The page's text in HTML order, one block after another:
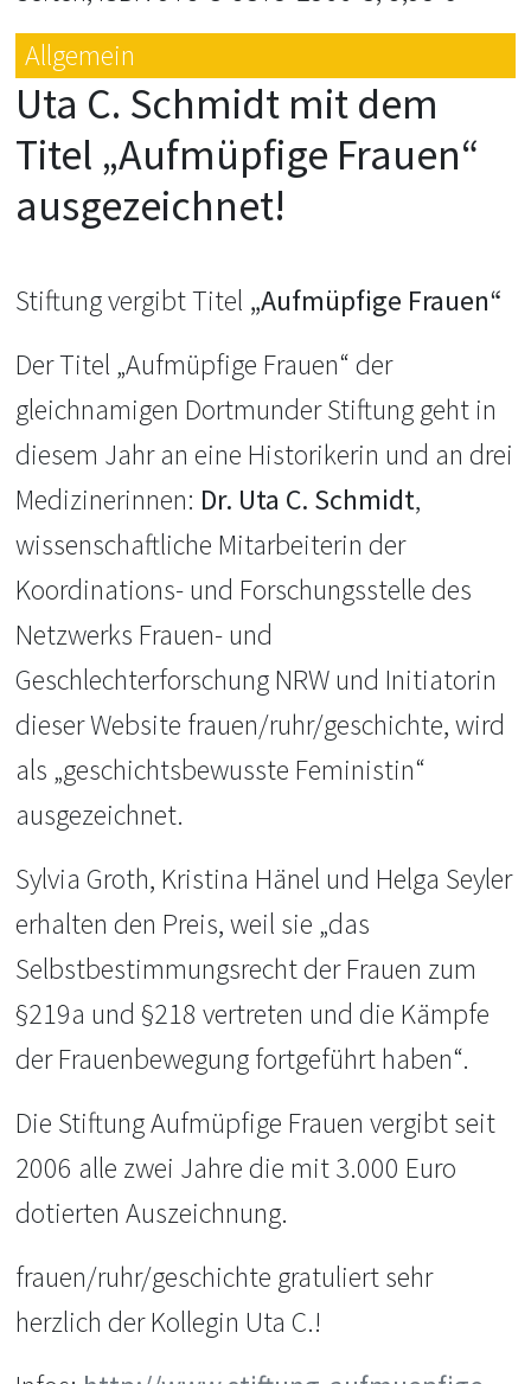
Allgemein
Uta C. Schmidt mit dem
Titel „Aufmüpfige Frauen“
ausgezeichnet!
Stiftung vergibt Titel „Aufmüpfige Frauen“
Der Titel „Aufmüpfige Frauen“ der
gleichnamigen Dortmunder Stiftung geht in
diesem Jahr an eine Historikerin und an drei
Medizinerinnen: Dr. Uta C. Schmidt,
wissenschaftliche Mitarbeiterin der
Koordinations- und Forschungsstelle des
Netzwerks Frauen- und
Geschlechterforschung NRW und Initiatorin
dieser Website frauen/ruhr/geschichte, wird
als „geschichtsbewusste Feministin“
ausgezeichnet.
Sylvia Groth, Kristina Hänel und Helga Seyler
erhalten den Preis, weil sie „das
Selbstbestimmungsrecht der Frauen zum
§219a und §218 vertreten und die Kämpfe
der Frauenbewegung fortgeführt haben“.
Die Stiftung Aufmüpfige Frauen vergibt seit
2006 alle zwei Jahre die mit 3.000 Euro
dotierten Auszeichnung.
frauen/ruhr/geschichte gratuliert sehr
herzlich der Kollegin Uta C.!